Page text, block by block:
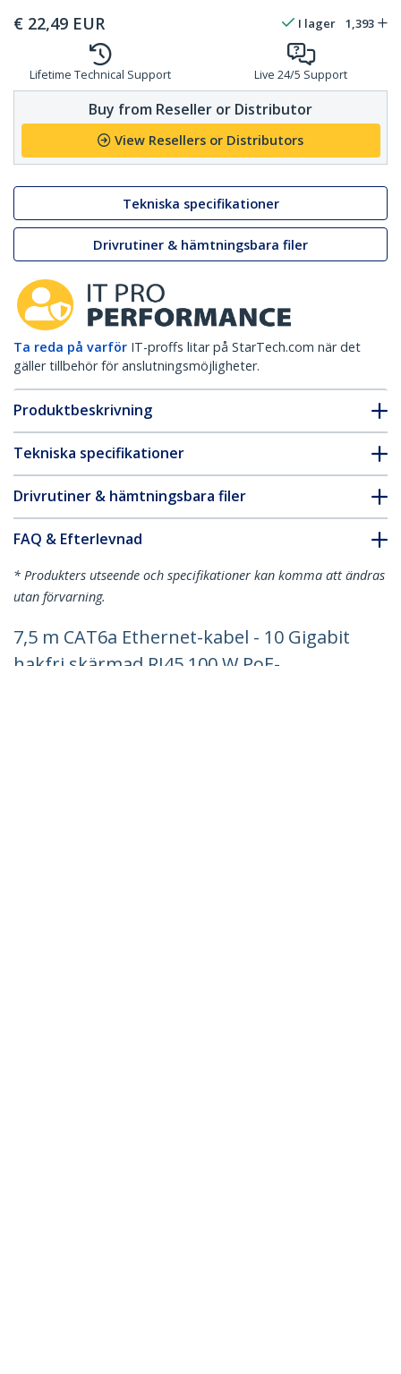
€ 22,49 EUR I lager 1,393
Lifetime Technical Support Live 24/5 Support
Buy from Reseller or Distributor
View Resellers or Distributors
Tekniska specifikationer
Drivrutiner & hämtningsbara filer
Ta reda på varför IT-proffs litar på StarTech.com när det
gäller tillbehör för anslutningsmöjligheter.
Produktbeskrivning
Tekniska specifikationer
Drivrutiner & hämtningsbara filer
FAQ & Efterlevnad
* Produkters utseende och specifikationer kan komma att ändras
utan förvarning.
7,5 m CAT6a Ethernet-kabel - 10 Gigabit
hakfri skärmad RJ45 100 W PoE-